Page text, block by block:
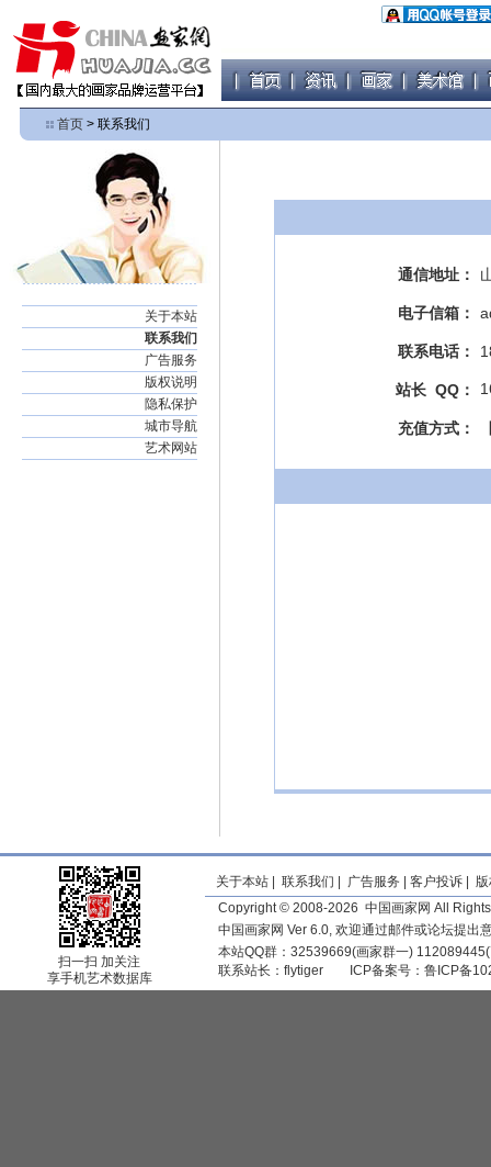
首页 > 联系我们
关于本站
联系我们
广告服务
版权说明
隐私保护
城市导航
艺术网站
通信地址：
电子信箱：
联系电话：
站长 QQ：
充值方式：
扫一扫 加关注
享手机艺术数据库
关于本站 联系我们 广告服务 客户投诉
Copyright © 2008-2026 中国画家网 All
中国画家网 Ver 6.0, 欢迎通过邮件或论坛提出
本站QQ群：32539669(画家群一)
联系站长： flytiger ICP备案号： 鲁ICP备